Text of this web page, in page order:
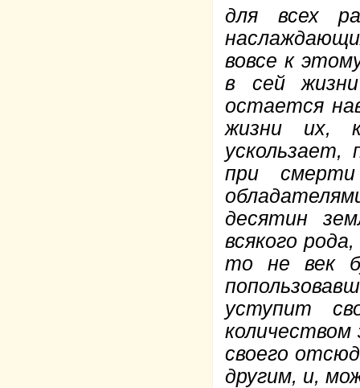
для всех
вовсе к
в сей
остается
жизни их,
ускользает,
при
десятин
всякого
то не век
уступит
количеством
своего
другим, и,